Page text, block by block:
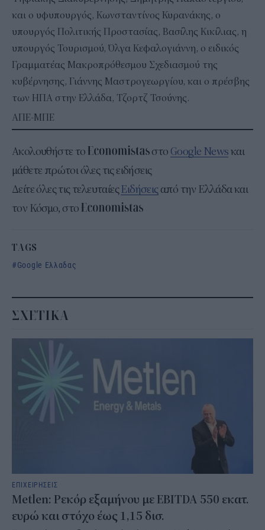
και ο υφυπουργός, Κωνσταντίνος Κυρανάκης, ο
υπουργός Πολιτικής Προστασίας, Βασίλης Κικίλιας, η
υπουργός Τουρισμού, Όλγα Κεφαλογιάννη, ο ειδικός
Γραμματέας Μακροπρόθεσμου Σχεδιασμού της
κυβέρνησης, Γιάννης Μαστρογεωργίου, και ο πρέσβης
των ΗΠΑ στην Ελλάδα, Τζορτζ Τσούνης.
ΑΠΕ-ΜΠΕ
Ακολουθήστε το στο Google Newsκαι
μάθετε πρώτοι όλες τις ειδήσεις
Δείτε όλες τις τελευταίεςΕιδήσειςαπό την Ελλάδα και
τον Κόσμο, στο
TAGS
Google Ελλαδας
ΣΧΕΤΙΚΑ
ΕΠΙΧΕΙΡΗΣΕΙΣ
Metlen: Ρεκόρ εξαμήνου με EBITDA 550 εκατ.
ευρώ και στόχο έως 1,15 δισ.